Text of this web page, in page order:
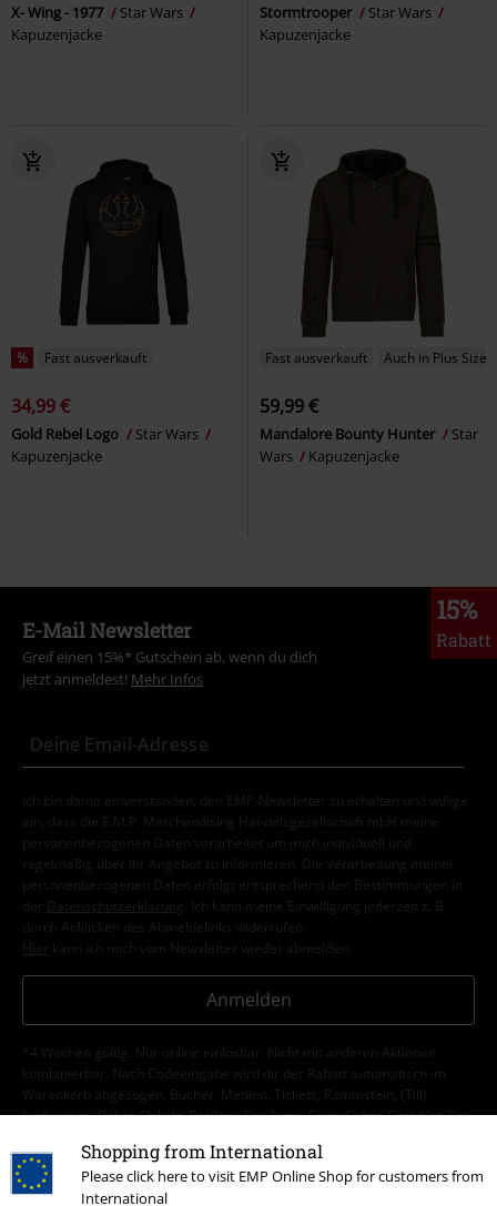
Shopping from International
Please click here to visit EMP Online Shop for customers from
International
X- Wing - 1977
Star Wars
Kapuzenjacke
Stormtrooper
Star Wars
Kapuzenjacke
% Fast ausverkauft
34,99 €
Gold Rebel Logo
Star Wars
Kapuzenjacke
Fast ausverkauft Auch in Plus Size
59,99 €
Mandalore Bounty Hunter
Star
Wars
Kapuzenjacke
15%
Rabatt
E-Mail Newsletter
Greif einen 15%* Gutschein ab, wenn du dich
jetzt anmeldest! Mehr Infos
Ich bin damit einverstanden, den EMP-Newsletter zu erhalten und willige
ein, dass die E.M.P. Merchandising Handelsgesellschaft mbH meine
personenbezogenen Daten verarbeitet um mich individuell und
regelmäßig über ihr Angebot zu informieren. Die Verarbeitung meiner
personenbezogenen Daten erfolgt entsprechend den Bestimmungen in
der
Datenschutzerklärung
. Ich kann meine Einwilligung jederzeit z. B.
durch Anklicken des Abmeldelinks widerrufen.
Hier kann ich mich vom Newsletter wieder abmelden.
Anmelden
*4 Wochen gültig. Nur online einlösbar. Nicht mit anderen Aktionen
kombinierbar. Nach Codeeingabe wird dir der Rabatt automatisch im
Warenkorb abgezogen. Bücher, Medien, Tickets, Rammstein, (Till)
Lindemann, Böhse Onkelz, Broilers, Die Ärzte, Feine Sahne Fischfilet, Die
sind von der Aktion ausgeschlossen.